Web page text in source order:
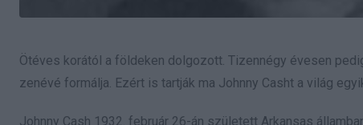
Ötéves korától a földeken dolgozott. Tizennégy évesen
zenévé formálja. Ezért is tartják ma Johnny Casht a világ
Johnny Cash 1932. február 26-án született Arkansas